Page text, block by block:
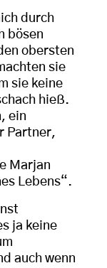
durch
bösen
obersten
sie
sie keine
hieß.
ein
Partner,
Marjan
Lebens“.
ja keine
auch wenn